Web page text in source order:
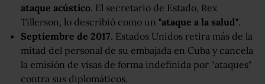
ataque acústico. El secretario de Estado, Rex
Tillerson, lo describió como un "ataque a la salud".
Septiembre de 2017. Estados Unidos retira más de la
mitad del personal de su embajada en Cuba y cancela
la emisión de visas de forma indefinida por "ataques"
contra sus diplomáticos.